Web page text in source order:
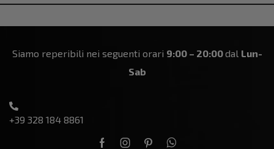
Siamo reperibili nei seguenti orari 9:00 – 20:00dal Lun-
Sab
+39 328 184 8861